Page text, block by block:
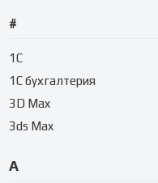
#
1C
1C бухгалтерия
3D Max
3ds Max
А